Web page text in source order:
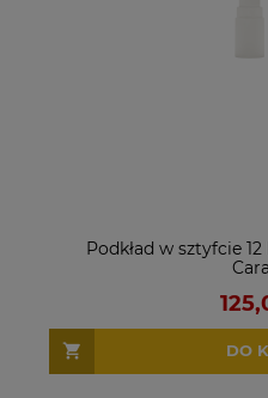
Podkład w sztyfcie
DO